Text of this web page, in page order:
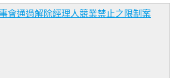
會通過解除經理人競業禁止之限制案